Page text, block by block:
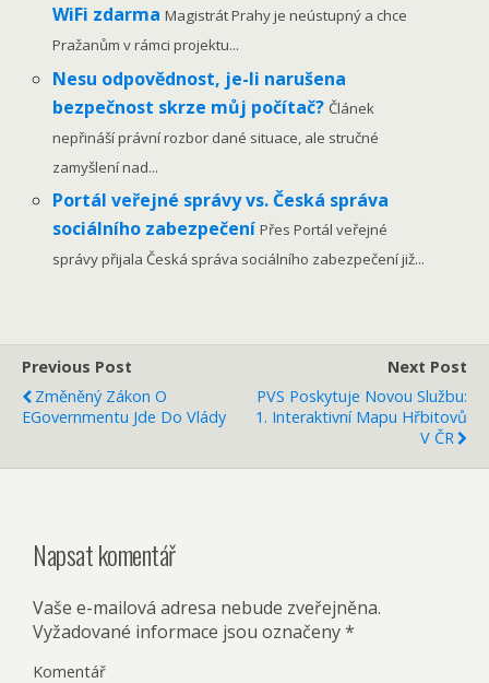
WiFi zdarmaMagistrát Prahy je neústupný a chce
Pražanům v rámci projektu...
Nesu odpovědnost, je-li narušena
bezpečnost skrze můj počítač?Článek
nepřináší právní rozbor dané situace, ale stručné
zamyšlení nad...
Portál veřejné správy vs. Česká správa
sociálního zabezpečeníPřes Portál veřejné
správy přijala Česká správa sociálního zabezpečení již...
Previous Post
Změněný Zákon O
EGovernmentu Jde Do Vlády
Next Post
PVS Poskytuje Novou Službu:
1. Interaktivní Mapu Hřbitovů
V ČR
Napsat komentář
Vaše e-mailová adresa nebude zveřejněna.
Vyžadované informace jsou označeny*
Komentář